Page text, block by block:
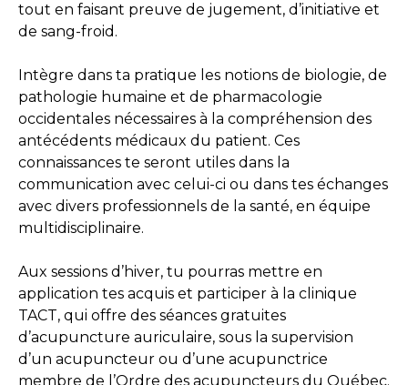
tout en faisant preuve de jugement, d’initiative et
de sang-froid.
Intègre dans ta pratique les notions de biologie, de
pathologie humaine et de pharmacologie
occidentales nécessaires à la compréhension des
antécédents médicaux du patient. Ces
connaissances te seront utiles dans la
communication avec celui-ci ou dans tes échanges
avec divers professionnels de la santé, en équipe
multidisciplinaire.
Aux sessions d’hiver, tu pourras mettre en
application tes acquis et participer à la clinique
TACT, qui offre des séances gratuites
d’acupuncture auriculaire, sous la supervision
d’un acupuncteur ou d’une acupunctrice
membre de l’Ordre des acupuncteurs du Québec.